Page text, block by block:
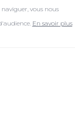
vous nous
En savoir plus